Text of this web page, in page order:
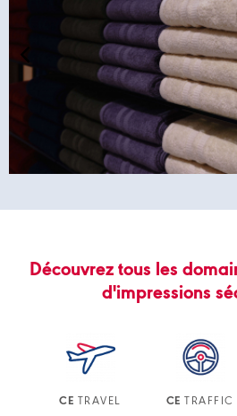
Découvrez tous les
d'impressions
CE TRAVEL CE TRAFFIC